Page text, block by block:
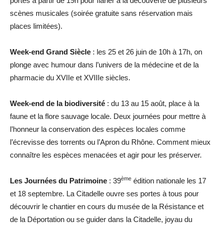
scènes musicales (soirée gratuite sans réservation mais
places limitées).
Week-end Grand Siècle : les 25 et 26 juin de 10h à 17h, on
plonge avec humour dans l’univers de la médecine et de la
pharmacie du XVIIe et XVIIIe siècles.
Week-end de la biodiversité : du 13 au 15 août, place à la
faune et la flore sauvage locale. Deux journées pour mettre à
l’honneur la conservation des espèces locales comme
l’écrevisse des torrents ou l’Apron du Rhône. Comment mieux
connaître les espèces menacées et agir pour les préserver.
Les Journées du Patrimoine : 39ème édition nationale les 17
et 18 septembre. La Citadelle ouvre ses portes à tous pour
découvrir le chantier en cours du musée de la Résistance et
de la Déportation ou se guider dans la Citadelle, joyau du